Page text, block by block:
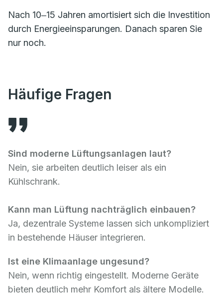
Nach 10‒15 Jahren amortisiert sich die Investition
durch Energieeinsparungen. Danach sparen Sie
nur noch.
Häufige Fragen
Sind moderne Lüftungsanlagen laut?
Nein, sie arbeiten deutlich leiser als ein
Kühlschrank.
Kann man Lüftung nachträglich einbauen?
Ja, dezentrale Systeme lassen sich unkompliziert
in bestehende Häuser integrieren.
Ist eine Klimaanlage ungesund?
Nein, wenn richtig eingestellt. Moderne Geräte
bieten deutlich mehr Komfort als ältere Modelle.